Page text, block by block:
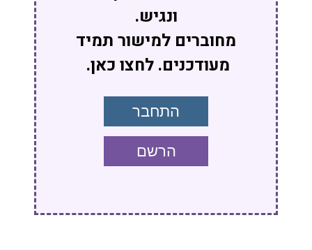
ונגיש.
מחוברים למישור תמיד
מעודכנים. לחצו כאן.
התחבר
הרשם